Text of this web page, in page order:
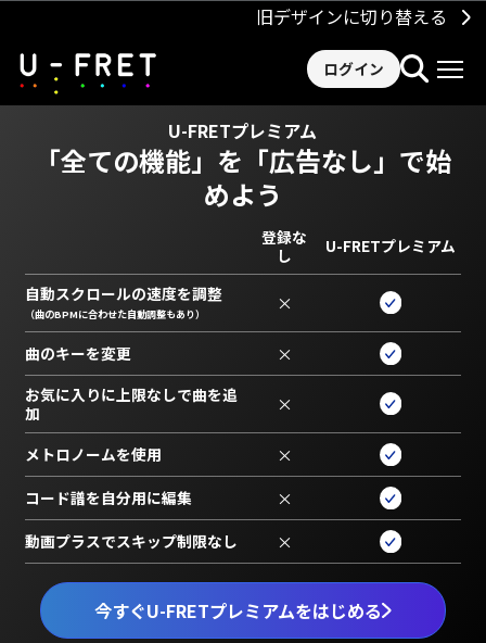
旧デザインに切り替える
ログイン
U-FRETプレミアム
「全ての機能」を 「広告なし」で始
めよう
今すぐU-FRETプレミアムをはじめる
登録な
し
U-FRETプレミアム
自動スクロールの速度を調整
（曲のBPMに合わせた自動調整もあり） ×
曲のキーを変更 ×
お気に入りに上限なしで曲を追
加
×
メトロノームを使用 ×
コード譜を自分用に編集 ×
動画プラスでスキップ制限なし ×